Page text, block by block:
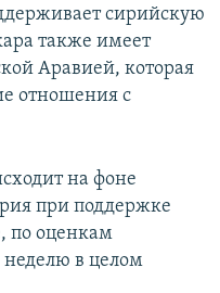
сирийскую
также имеет
Аравией, которая
отношения с
на фоне
при поддержке
по оценкам
неделю в целом